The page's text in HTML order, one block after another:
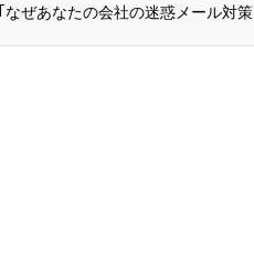
｢なぜあなたの会社の迷惑メール対